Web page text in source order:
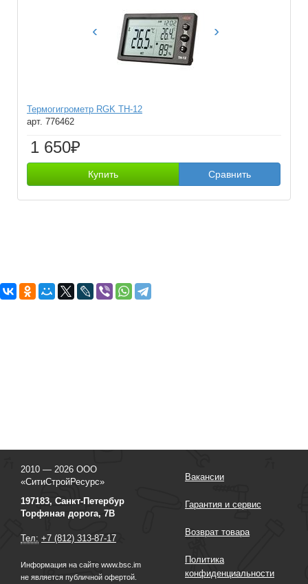
‹ ›
Термогигрометр RGK TH-12
арт. 776462
1 650₽
Купить Сравнить
2010 — 2026 ООО
«СитиСтройРесурс»
197183, Санкт-Петербур
Торфяная дорога, 7В
Тел: +7 (812) 313-87-17
Информация на сайте www.bsc.im
не является публичной офертой.
Вакансии
Гарантия и сервис
Возврат товара
Политика
конфиденциальности